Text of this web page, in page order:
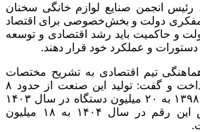
رئیس انجمن صنایع لوازم خانگی سخنان
همفکری دولت و بخش‌خصوصی برای اقتصاد
و حاکمیت باید رشد اقتصادی و توسعه
و عملکرد خود قرار دهند.
تیم اقتصادی به تشریح مختصات
صنعت لوازم خانگی پرداخت و گفت: تولید این صنعت از حدود ۸
میلیون دستگاه در سال ۱۳۹۸ به ۲۰ میلیون دستگاه در سال ۱۴۰۳
دستگاه رسیده و سپس این رقم در سال ۱۴۰۴ به ۱۸ میلیون